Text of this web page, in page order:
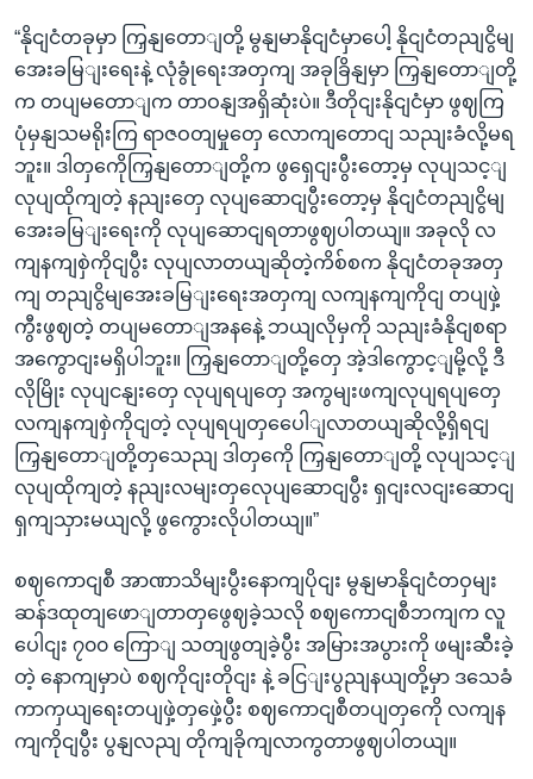
“နိုငျငံတခုမှာ ကြှနျတောျတို့ မွနျမာနိုငျငံမှာပေါ့ နိုငျငံတညျငွိမျ
အေးခမြျးရေးနဲ့ လုံခွုံရေးအတှကျ အခုခြိနျမှာ ကြှနျတောျတို့
က တပျမတောျက တာဝနျအရှိဆုံးပဲ။ ဒီတိုငျးနိုငျငံမှာ ဖွဈကြ
ပုံမှနျသမရိုးကြ ရာဇဝတျမှုတှေ လောကျတောငျ သညျးခံလို့မရ
ဘူး။ ဒါတှကေိုကြှနျတောျတို့က ဖွရှေငျးပွီးတော့မှ လုပျသင့ျ
လုပျထိုကျတဲ့ နညျးတှေ လုပျဆောငျပွီးတော့မှ နိုငျငံတညျငွိမျ
အေးခမြျးရေးကို လုပျဆောငျရတာဖွဈပါတယျ။ အခုလို လ
ကျနကျစှဲကိုငျပွီး လုပျလာတယျဆိုတဲ့ကိစ်စက နိုငျငံတခုအတှ
ကျ တညျငွိမျအေးခမြျးရေးအတှကျ လကျနကျကိုငျ တပျဖှဲ့
ကွီးဖွဈတဲ့ တပျမတောျအနနေဲ့ ဘယျလိုမှကို သညျးခံနိုငျစရာ
အကွောငျးမရှိပါဘူး။ ကြှနျတောျတို့တှေ အဲ့ဒါကွောင့ျမို့လို့ ဒီ
လိုမြိုး လုပျငနျးတှေ လုပျရပျတှေ အကွမျးဖကျလုပျရပျတှေ
လကျနကျစှဲကိုငျတဲ့ လုပျရပျတှပေေါျလာတယျဆိုလို့ရှိရငျ
ကြှနျတောျတို့တှသေညျ ဒါတှကေို ကြှနျတောျတို့ လုပျသင့ျ
လုပျထိုကျတဲ့ နညျးလမျးတှလေုပျဆောငျပွီး ရှငျးလငျးဆောငျ
ရှကျသှားမယျလို့ ဖွကွေားလိုပါတယျ။”
စဈကောငျစီ အာဏာသိမျးပွီးနောကျပိုငျး မွနျမာနိုငျငံတဝှမျး
ဆန်ဒထုတျဖောျတာတှဖွေဈခဲ့သလို စဈကောငျစီဘကျက လူ
ပေါငျး ၇၀၀ ကြောျ သတျဖွတျခဲ့ပွီး အမြားအပွားကို ဖမျးဆီးခဲ့
တဲ့ နောကျမှာပဲ စဈကိုငျးတိုငျး နဲ့ ခငြျးပွညျနယျတို့မှာ ဒသေခံ
ကာကှယျရေးတပျဖှဲ့တှဖှေဲ့ပွီး စဈကောငျစီတပျတှကေို လကျန
ကျကိုငျပွီး ပွနျလညျ တိုကျခိုကျလာကွတာဖွဈပါတယျ။